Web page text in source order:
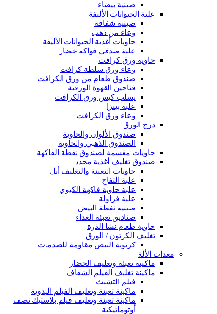
صينية بيضاء
علبة الحيوانات الأليفة
صينية شفافة
وعاء من ذهب
حاويات أغذية الحيوانات الأليفة
علبة صدفي فواكه خضار
حاوية ورق كرافت
وعاء ورق سلطة كرافت
صندوق طعام من ورق الكرافت
فناجين القهوة الورقية
يسلب كيس ورق الكرافت
علبة بيتزا
وعاء ورق الكرافت
درج الورق
صندوق الألوان والحاوية
الصندوق الذهبي والحاوية
حاويات مقسمة لصندوق نفطة الفاكهة
صندوق تغليف أغذية محدد
حاويات التعبئة والتغليف أبل
علبة التفاح
علبة حاوية فاكهة الكيوي
علبة فراولة
صينية نفطة البيض
صناديق تعبئة الغداء
حاوية طعام نشا الذرة
تغليف الكرتون / الورق
كرتونة البيض مقاومة للصدمات
معدات الألة
ماكينة تعبئة وتغليف الخضار
ماكينة تغليف الفيلم الشفاف
فيلم التشبث
ماكينة تعبئة وتغليف الفيلم اليدوية
ماكينة تعبئة وتغليف فيلم بلاستيك نصف
أوتوماتيكية